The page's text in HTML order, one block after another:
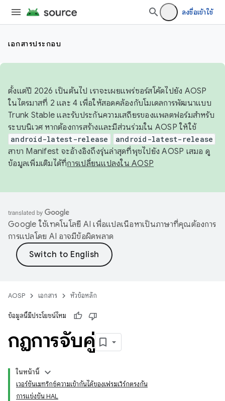
ลงชื่อเข้าใช้
เอกสารประกอบ
ตั้งแต่ปี 2026 เป็นต้นไป เราจะเผยแพร่ซอร์สโค้ดไปยัง AOSP
ในไตรมาสที่ 2 และ 4 เพื่อให้สอดคล้องกับโมเดลการพัฒนาแบบ
Trunk Stable และรับประกันความเสถียรของแพลตฟอร์มสำหรับ
ระบบนิเวศ หากต้องการสร้างและมีส่วนร่วมใน AOSP ให้ใช้
android-latest-release android-latest-release
สาขา Manifest จะอ้างอิงถึงรุ่นล่าสุดที่พุชไปยัง AOSP เสมอ ดู
ข้อมูลเพิ่มเติมได้ที่การเปลี่ยนแปลงใน AOSP
Google ใช้เทคโนโลยี AI เพื่อแปลเนื้อหาเป็นภาษาที่คุณต้องการ
การแปลโดย AI อาจมีข้อผิดพลาด
AOSP เอกสาร หัวข้อหลัก
ข้อมูลนี้มีประโยชน์ไหม
กฎการจับคู่
ในหน้านี้
เวอร์ชันเมทริกซ์ความเข้ากันได้ของเฟรมเวิร์กตรงกัน
การแข่งขัน HAL